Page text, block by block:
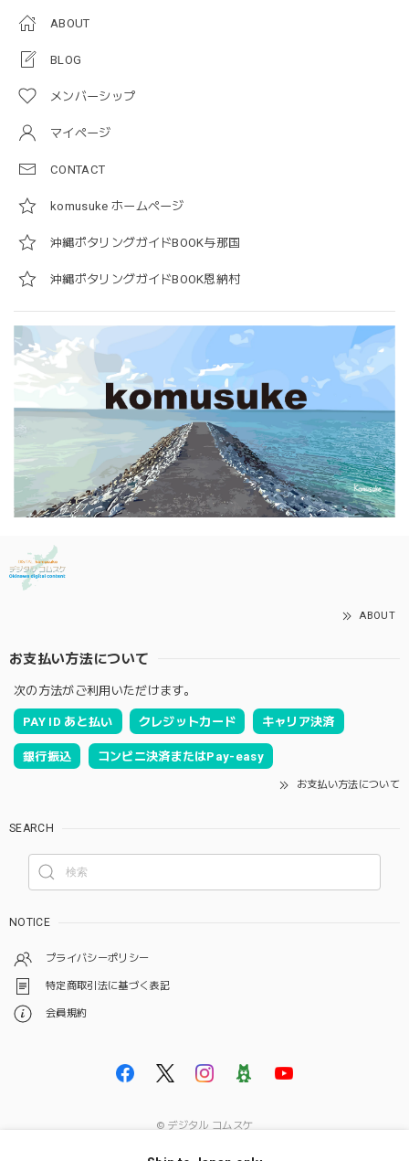
ABOUT
BLOG
メンバーシップ
マイページ
CONTACT
komusuke ホームページ
沖縄ポタリングガイドBOOK与那国
沖縄ポタリングガイドBOOK恩納村
ABOUT
お支払い方法について
次の方法がご利用いただけます。
PAY ID あと払い クレジットカード キャリア決済
銀行振込 コンビニ決済またはPay-easy
お支払い方法について
SEARCH
NOTICE
プライバシーポリシー
特定商取引法に基づく表記
会員規約
© デジタル コムスケ